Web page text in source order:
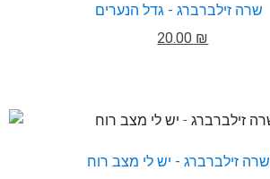
שרה זילברברג - גדל הנערים
20.00 ₪
שרה זילברברג - יש לי מצב רוח